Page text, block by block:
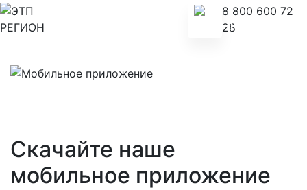
8 800 600 72
28
Скачайте наше
мобильное приложение